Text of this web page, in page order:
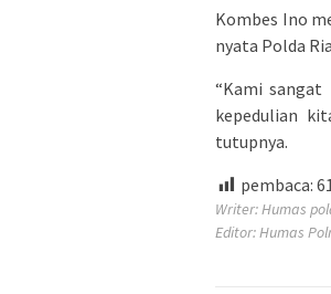
Kombes Ino
nyata Polda
“Kami sangat
kepedulian
tutupnya.
pembaca:
Writer: Humas
Editor: Humas